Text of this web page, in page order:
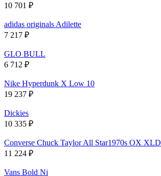
10 701 ₽
adidas originals Adilette
7 217 ₽
GLO BULL
6 712 ₽
Nike Hyperdunk X Low 10
19 237 ₽
Dickies
10 335 ₽
Converse Chuck Taylor All Star1970s OX XLD
11 224 ₽
Vans Bold Ni